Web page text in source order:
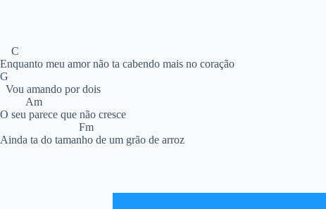
C
Enquanto meu amor não ta cabendo mais no coração
G
Vou amando por dois
Am
O seu parece que não cresce
Fm
Ainda ta do tamanho de um grão de arroz